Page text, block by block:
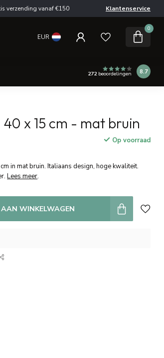
verzending vanaf €150 Klantenservice
EUR
0
272beoordelingen 8.7
x 15 cm - mat bruin
Op voorraad
in mat bruin. Italiaans design, hoge kwaliteit.
Lees meer.
WINKELWAGEN